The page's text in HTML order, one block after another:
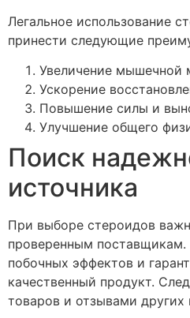
Легальное использование
принести следующие
Увеличение мышечной
Ускорение
Повышение силы и
Улучшение общего
Поиск
источника
При выборе стероидов
проверенным
побочных эффектов и
качественный продукт.
товаров и отзывами других